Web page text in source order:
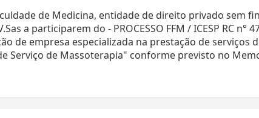
de Medicina, entidade de direito privado sem
a participarem do - PROCESSO FFM / ICESP RC n°
de empresa especializada na prestação de serviços
Serviço de Massoterapia" conforme previsto no